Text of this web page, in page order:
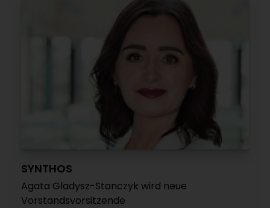
SYNTHOS
Agata Gladysz-Stanczyk wird neue
Vorstandsvorsitzende